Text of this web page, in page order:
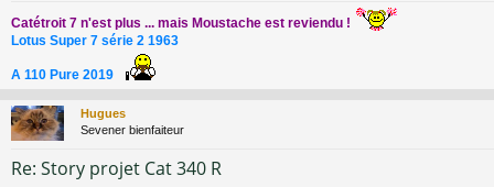
e
Catétroit 7 n'est plus ... mais Moustache est reviendu !
Lotus Super 7 série 2 1963
A 110 Pure 2019
Hugues
Sevener bienfaiteur
Re: Story projet Cat 340 R